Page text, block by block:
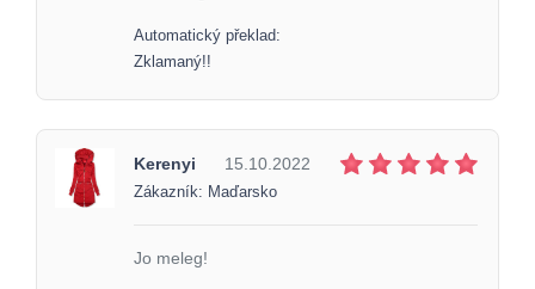
Automatický překlad:
Zklamaný!!
Kerenyi 15.10.2022
Zákazník: Maďarsko
Jo meleg!